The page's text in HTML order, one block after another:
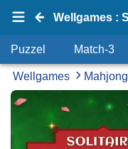
Puzzel Match-3
Wellgames Mahjong